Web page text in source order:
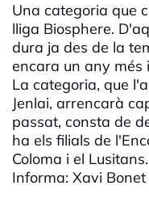
Una categoria que
lliga Biosphere.
dura ja des de la
encara un any més
La categoria, que
Jenlai, arrencarà
passat, consta de
ha els filials de
Coloma i el Lusitans.
Informa: Xavi Bonet